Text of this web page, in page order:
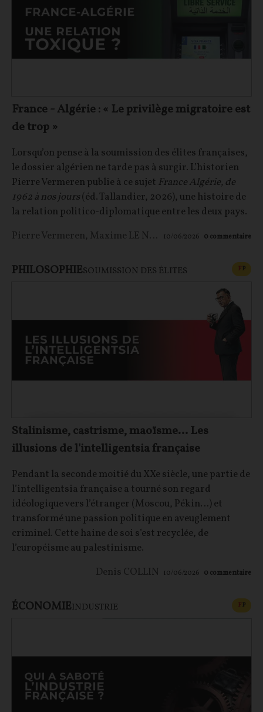
France - Algérie : « Le privilège migratoire est
de trop »
Lorsqu’on pense à la soumission des élites françaises,
le dossier algérien ne tarde pas à surgir. L’historien
Pierre Vermeren publie à ce sujet France Algérie, de
1962 à nos jours(éd. Tallandier, 2026), une histoire de
la relation politico-diplomatique entre les deux pays.
Pierre Vermeren, Maxime LE NAGARD 10/06/2026 0 commentaire
PHILOSOPHIESOUMISSION DES ÉLITES FP
Stalinisme, castrisme, maoïsme… Les
illusions de l'intelligentsia française
Pendant la seconde moitié du XXe siècle, une partie de
l’intelligentsia française a tourné son regard
idéologique vers l’étranger (Moscou, Pékin…) et
transformé une passion politique en aveuglement
criminel. Cette haine de soi s’est recyclée, de
l’européisme au palestinisme.
Denis COLLIN 10/06/2026 0 commentaire
ÉCONOMIEINDUSTRIE FP